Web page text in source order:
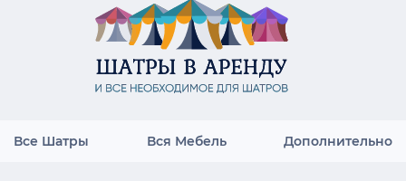
Все Шатры Вся Мебель Дополнительно